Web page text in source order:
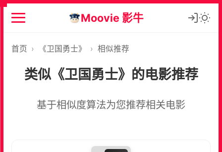
Moovie 影牛
首页 › 《卫国勇士》 › 相似推荐
类似《卫国勇士》的电影推荐
基于相似度算法为您推荐相关电影